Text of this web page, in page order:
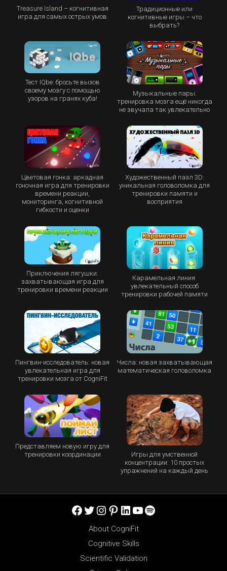
Treasure Island – когнитивная
игра для самых острых умов
Традиционные или
когнитивные игры – что
выбрать?
Тест IQbe: бросьте вызов
своему мозгу с помощью
узоров на гранях куба!
Музыкальные пары:
тренировка мозга ещё никогда
не звучала так увлекательно
Цветовая гонка: аркадная
гоночная игра для тренировки
времени реакции,
мониторинга, когнитивной
гибкости и оценки
Художественный пазл 3D:
уникальная головоломка для
тренировки памяти и
восприятия
Приключения лягушки:
захватывающая игра для
тренировки времени реакции
Карамельная линия:
увлекательный способ
тренировки рабочей памяти
Пингвин-исследователь: новая
увлекательная игра для
тренировки мозга от CogniFit
Числа: новая захватывающая
математическая головоломка
Представляем новую игру для
тренировки координации
Игры для умственной
концентрации: 10 простых
упражнений на каждый день
Facebook
Twitter
Instagram
Pinterest
LinkedIn
YouTube
Spotify
About CogniFit
Cognitive Skills
Scientific Validation